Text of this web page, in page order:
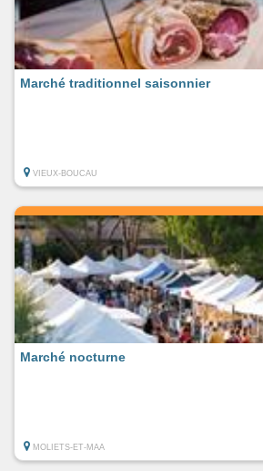
Marché traditionnel saisonnier
VIEUX-BOUCAU
Marché nocturne
MOLIETS-ET-MAA